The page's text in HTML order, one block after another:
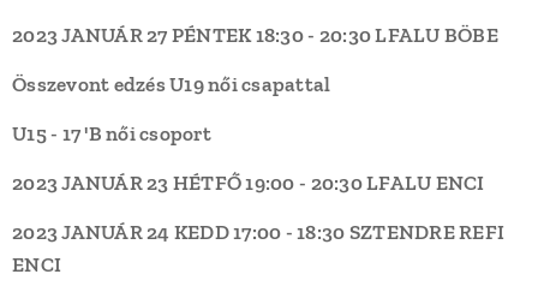
2023 JANUÁR 27 PÉNTEK18:30 - 20:30LFALU BÖBE
Összevont edzés U19 női csapattal
U15 - 17 'B női csoport
2023 JANUÁR 23 HÉTFŐ19:00 - 20:30LFALU ENCI
2023 JANUÁR 24 KEDD17:00 - 18:30 SZTENDRE REFI
ENCI